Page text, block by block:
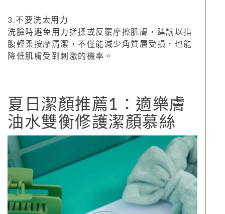
3.不要洗太用力
洗臉時避免用力搓揉或反覆摩擦肌膚，建議以指
腹輕柔按摩清潔，不僅能減少角質層受損，也能
降低肌膚受到刺激的機率。
夏日潔顏推薦1：適樂膚
油水雙衡修護潔顏慕絲